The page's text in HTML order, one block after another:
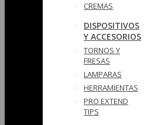
CREMAS
DISPOSITIVOS
Y ACCESORIOS
TORNOS Y
FRESAS
LAMPARAS
HERRAMIENTAS
PRO EXTEND
TIPS